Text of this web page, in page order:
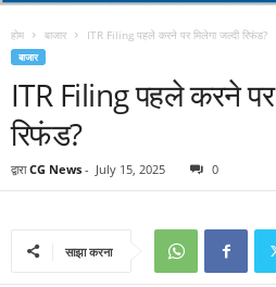
होम बाजार ITR Filing पहले करने पर मिलेगा जल्दी रिफंड?
बाजार
ITR Filing पहले करने पर
रिफंड?
द्वारा CG News - July 15, 2025 0
साझा करना